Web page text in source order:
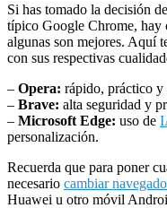
Si has tomado la decisión
típico Google Chrome, hay
algunas son mejores. Aquí
con sus respectivas
– Opera: rápido, práctico y
– Brave: alta seguridad y
– Microsoft Edge: uso de
personalización.
Recuerda que para poner
necesario cambiar
Huawei u otro móvil